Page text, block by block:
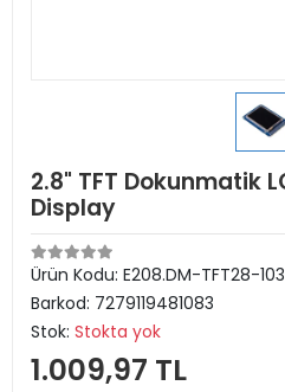
2.8" TFT Dokunmatik
Display
Ürün Kodu: E208.DM-TFT28-103
Barkod: 7279119481083
Stok: Stokta yok
1.009,97 TL